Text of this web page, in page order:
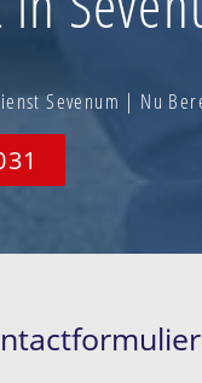
Sevenum | Nu